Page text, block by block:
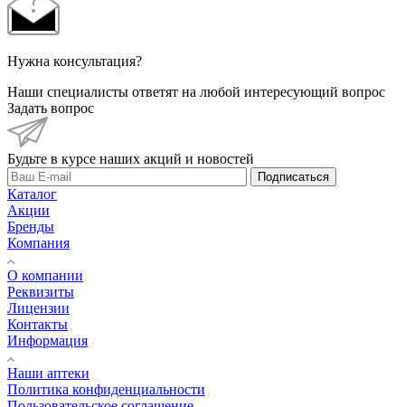
Нужна консультация?
Наши специалисты ответят на любой интересующий вопрос
Задать вопрос
Будьте в курсе наших акций и новостей
Подписаться
Каталог
Акции
Бренды
Компания
О компании
Реквизиты
Лицензии
Контакты
Информация
Наши аптеки
Политика конфиденциальности